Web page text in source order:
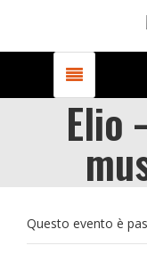
Elio
Questo evento è